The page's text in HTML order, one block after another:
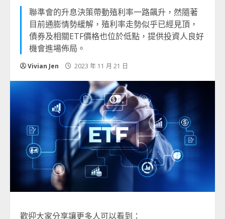
聯準會的升息決策帶動殖利率一路飆升，然隨著
目前通膨情勢緩解，殖利率走勢似乎已經見頂，
債券及相關ETF價格也位於低點，提供投資人良好
機會進場佈局。
Vivian Jen 2023 年 11 月 21 日
歡迎大家分享讓更多人可以看到：